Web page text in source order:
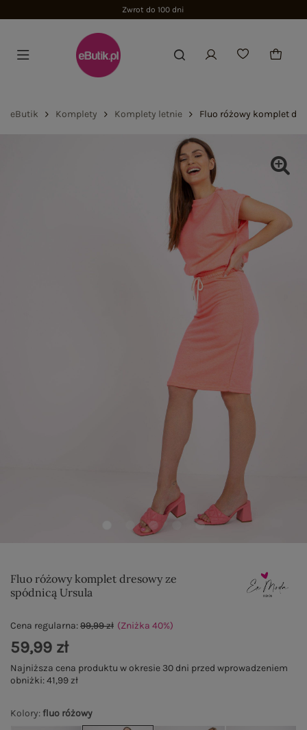
Zwrot do 100 dni
eButik Komplety Komplety letnie Fluo różowy komplet
Fluo różowy komplet dresowy ze
spódnicą Ursula
Kolory:fluo różowy
Cena regularna:99,99 zł (Zniżka 40%)
59,99 zł
Najniższa cena produktu w okresie 30 dni przed wprowadzeniem
obniżki:41,99 zł